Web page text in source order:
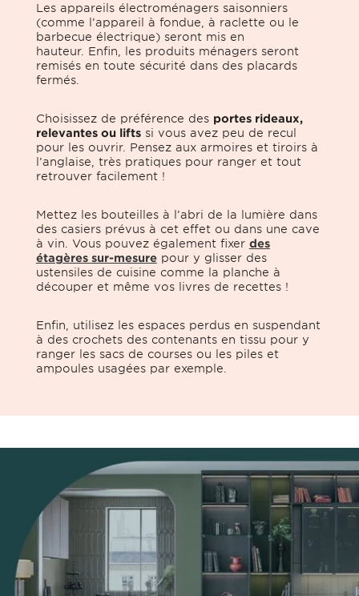
Les appareils électroménagers saisonniers
(comme l’appareil à fondue, à raclette ou le
barbecue électrique) seront mis en
hauteur. Enfin, les produits ménagers seront
remisés en toute sécurité dans des placards
fermés.
Choisissez de préférence des portes rideaux,
relevantes ou liftssi vous avez peu de recul
pour les ouvrir. Pensez aux armoires et tiroirs à
l’anglaise, très pratiques pour ranger et tout
retrouver facilement !
Mettez les bouteilles à l’abri de la lumière dans
des casiers prévus à cet effet ou dans une cave
à vin. Vous pouvez également fixer des
étagères sur-mesurepour y glisser des
ustensiles de cuisine comme la planche à
découper et même vos livres de recettes !
Enfin, utilisez les espaces perdus en suspendant
à des crochets des contenants en tissu pour y
ranger les sacs de courses ou les piles et
ampoules usagées par exemple.